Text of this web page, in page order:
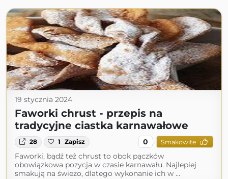
19 stycznia 2024
Faworki chrust - przepis na
tradycyjne ciastka karnawałowe
28 1 Zapisz 0 Smakowite
Faworki, bądź też chrust to obok pączków
obowiązkowa pozycja w czasie karnawału. Najlepiej
smakują na świeżo, dlatego wykonanie ich w …